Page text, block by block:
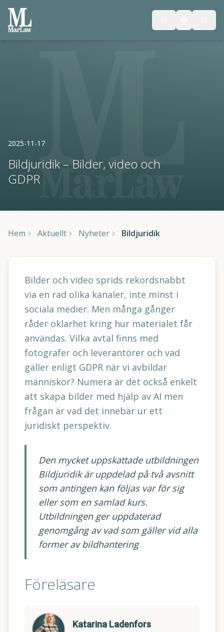
2025-11-17
Bildjuridik – Bilder, video och
GDPR
Hem Aktuellt Nyheter Bildjuridik
Bilder och video sprids rekordsnabbt
via en rad olika kanaler, inte minst i
sociala medier. Men många gånger
råder oklarhet kring hur materialet får
användas. Vilka avtal finns med
fotografer och leverantörer och vad
gäller enligt GDPR när vi avbildar
människor? Numera är det också enkelt
att skapa bilder med hjälp av AI men
frågan är vad det innebär ur ett
juridiskt perspektiv.
Den mycket uppskattade utbildningen
Bildjuridik är uppdelad på två avsnitt
som antingen kan följas var för sig
eller som en samlad kurs.
Utbildningen ger uppdaterad
genomgång av vad som gäller vid alla
former av bildhantering
Föreläsare
Katarina Ladenfors